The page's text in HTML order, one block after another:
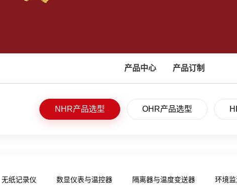
产品中心 产品订制
NHR产品选型 OHR产品选型
无纸记录仪 数显仪表与温控器 隔离器与温度变送器 环境